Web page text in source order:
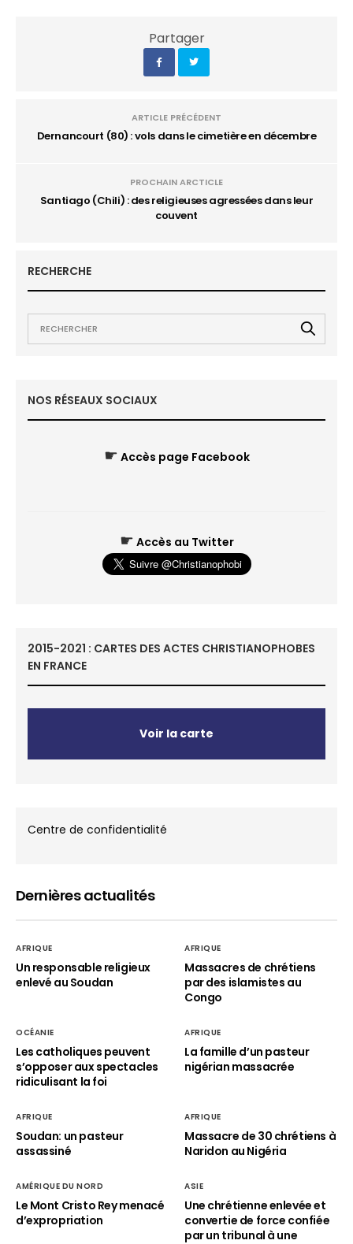
Partager
ARTICLE PRÉCÉDENT
Dernancourt (80) : vols dans le cimetière en décembre
PROCHAIN ARCTICLE
Santiago (Chili) : des religieuses agressées dans leur
couvent
RECHERCHE
NOS RÉSEAUX SOCIAUX
☛ Accès page Facebook
☛ Accès au Twitter
2015-2021 : CARTES DES ACTES CHRISTIANOPHOBES
EN FRANCE
Voir la carte
Centre de confidentialité
Dernières actualités
AFRIQUE
Un responsable religieux
enlevé au Soudan
AFRIQUE
Massacres de chrétiens
par des islamistes au
Congo
OCÉANIE
Les catholiques peuvent
s’opposer aux spectacles
ridiculisant la foi
AFRIQUE
La famille d’un pasteur
nigérian massacrée
AFRIQUE
Soudan: un pasteur
assassiné
AFRIQUE
Massacre de 30 chrétiens à
Naridon au Nigéria
AMÉRIQUE DU NORD
Le Mont Cristo Rey menacé
d’expropriation
ASIE
Une chrétienne enlevée et
convertie de force confiée
par un tribunal à une